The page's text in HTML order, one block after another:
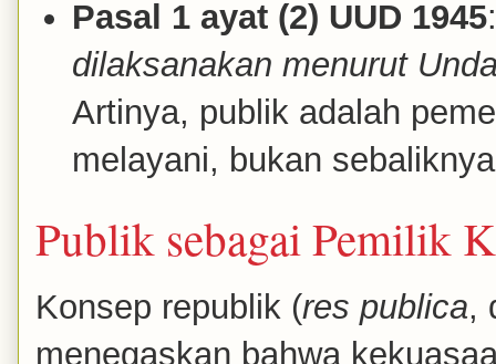
Pasal 1 ayat (2) UUD 1945
dilaksanakan menurut
Artinya, publik adalah
melayani, bukan
Publik sebagai Pemilik
Konsep republik (res publica,
menegaskan bahwa